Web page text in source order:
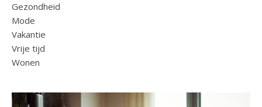
Gezondheid
Mode
Vakantie
Vrije tijd
Wonen